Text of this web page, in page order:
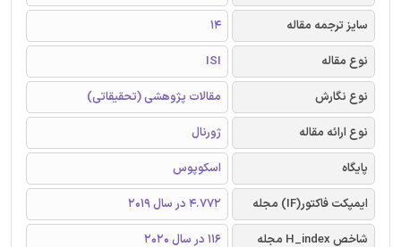
سایز ترجمه مقاله
14
نوع مقاله
ISI
نوع نگارش
مقالات پژوهشی (تحقیقاتی)
نوع ارائه مقاله
ژورنال
پایگاه
اسکوپوس
ایمپکت فاکتور(IF) مجله
4.772 در سال 2019
شاخص H_index مجله
116 در سال 2020